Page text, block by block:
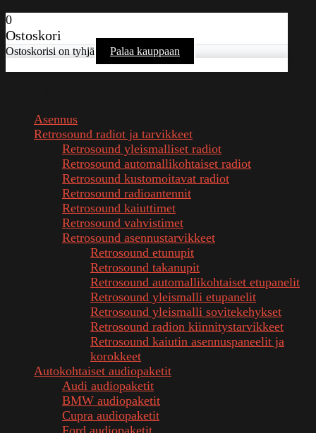
0
Ostoskori
Ostoskorisi on tyhjä Palaa kauppaan
Asennus
Retrosound radiot ja tarvikkeet
Retrosound yleismalliset radiot
Retrosound automallikohtaiset radiot
Retrosound kustomoitavat radiot
Retrosound radioantennit
Retrosound kaiuttimet
Retrosound vahvistimet
Retrosound asennustarvikkeet
Retrosound etunupit
Retrosound takanupit
Retrosound automallikohtaiset etupanelit
Retrosound yleismalli etupanelit
Retrosound yleismalli sovitekehykset
Retrosound radion kiinnitystarvikkeet
Retrosound kaiutin asennuspaneelit ja
korokkeet
Autokohtaiset audiopaketit
Audi audiopaketit
BMW audiopaketit
Cupra audiopaketit
Ford audiopaketit